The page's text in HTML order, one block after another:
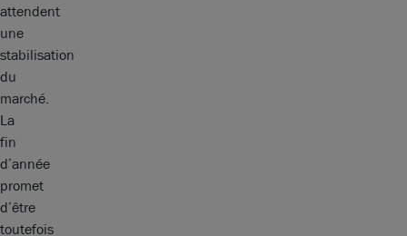
attendent
une
stabilisation
du
marché.
La
fin
d’année
promet
d’être
toutefois